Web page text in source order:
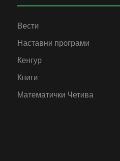
Вести
Наставни програми
Кенгур
Книги
Математички Четива